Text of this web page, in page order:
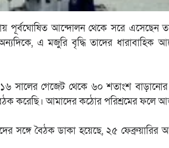
পূর্বঘোষিত আন্দোলন থেকে সরে এসেছেন
এ মজুরি বৃদ্ধি তাদের ধারাবাহিক
সালের গেজেট থেকে ৬০ শতাংশ
করেছি। আমাদের কঠোর পরিশ্রমের
সঙ্গে বৈঠক ডাকা হয়েছে, ২৫ ফেব্রুয়ারির